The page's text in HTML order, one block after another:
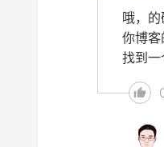
哦，的
你博
找到一